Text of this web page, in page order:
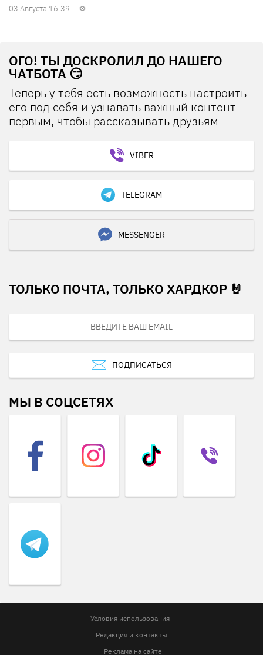
03 Августа 16:39
ОГО! ТЫ ДОСКРОЛИЛ ДО НАШЕГО
ЧАТБОТА 😏
Теперь у тебя есть возможность настроить
его под себя и узнавать важный контент
первым, чтобы рассказывать друзьям
VIBER
TELEGRAM
MESSENGER
ТОЛЬКО ПОЧТА, ТОЛЬКО ХАРДКОР 🤘
ПОДПИСАТЬСЯ
МЫ В СОЦСЕТЯХ
Условия использования
Редакция и контакты
Реклама на сайте